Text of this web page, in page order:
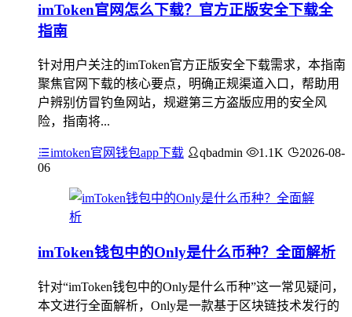
imToken官网怎么下载？官方正版安全下载全
指南
针对用户关注的imToken官方正版安全下载需求，本指南
聚焦官网下载的核心要点，明确正规渠道入口，帮助用
户辨别仿冒钓鱼网站，规避第三方盗版应用的安全风
险，指南将...
imtoken官网钱包app下载 qbadmin 1.1K
2026-08-
06
imToken钱包中的Only是什么币种？全面解析
针对“imToken钱包中的Only是什么币种”这一常见疑问，
本文进行全面解析，Only是一款基于区块链技术发行的